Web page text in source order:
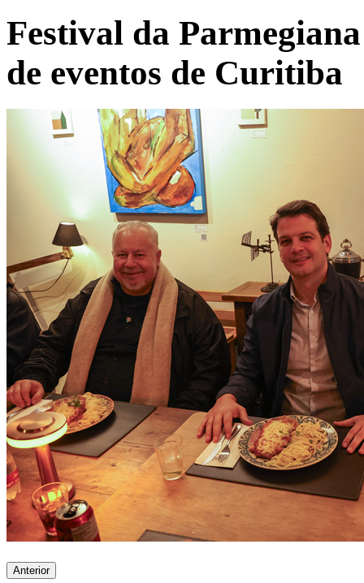
Festival da
de eventos de Curitiba
Anterior